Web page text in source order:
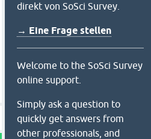
direkt von SoSci Survey.
→ Eine Frage stellen
Welcome to the SoSci Survey
online support.
Simply ask a question to
quickly get answers from
other professionals, and